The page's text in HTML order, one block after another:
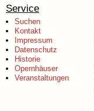
Service
Suchen
Kontakt
Impressum
Datenschutz
Historie
Opernhäuser
Veranstaltungen